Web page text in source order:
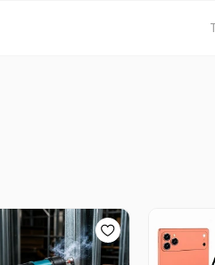
yapay tatlandırıcı içermez